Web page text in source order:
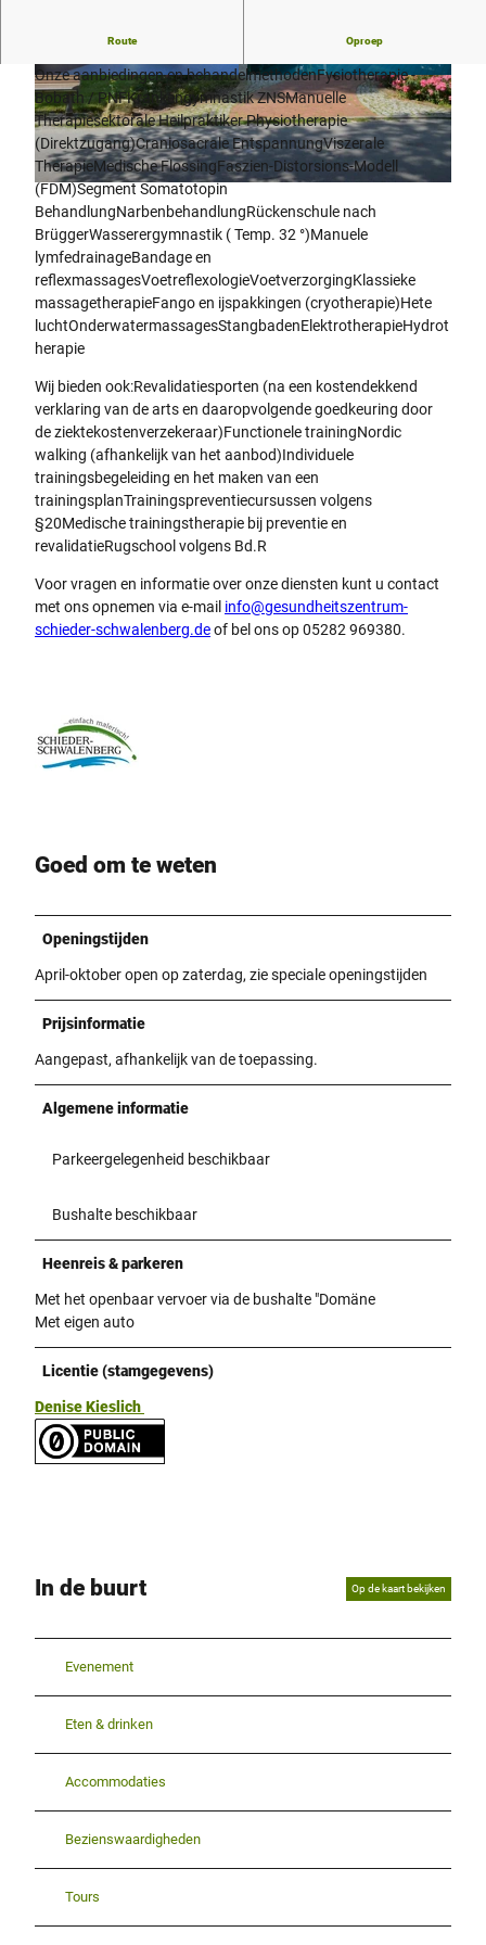
© Denise Kieslich , Stadt Schieder-Schwalenberg |
© Denise Kieslich , Stadt Schieder-Schwalenber
g |
CC0
© Denise Kieslich , Stadt Schieder-Schwalenber
g |CC0
Route Oproep
Fysiotherapie en revalidatiesporten worden aangeboden.
Onze aanbiedingen en behandelmethodenFysiotherapie -
Bobath / PNFKrankengymnastik ZNSManuelle
Therapiesektorale Heilpraktiker Physiotherapie
(Direktzugang)Craniosacrale EntspannungViszerale
TherapieMedische FlossingFaszien-Distorsions-Modell
(FDM)Segment Somatotopin
BehandlungNarbenbehandlungRückenschule nach
BrüggerWasserergymnastik ( Temp. 32 °)Manuele
lymfedrainageBandage en
reflexmassagesVoetreflexologieVoetverzorgingKlassieke
massagetherapieFango en ijspakkingen (cryotherapie)Hete
luchtOnderwatermassagesStangbadenElektrotherapieHydrot
herapie
Wij bieden ook:Revalidatiesporten (na een kostendekkend
verklaring van de arts en daaropvolgende goedkeuring door
de ziektekostenverzekeraar)Functionele trainingNordic
walking (afhankelijk van het aanbod)Individuele
trainingsbegeleiding en het maken van een
trainingsplanTrainingspreventiecursussen volgens
§20Medische trainingstherapie bij preventie en
revalidatieRugschool volgens Bd.R
Voor vragen en informatie over onze diensten kunt u contact
met ons opnemen via e-mail info@gesundheitszentrum-
schieder-schwalenberg.deof bel ons op 05282 969380.
Goed om te weten
Openingstijden
April-oktober open op zaterdag, zie speciale openingstijden
Prijsinformatie
Aangepast, afhankelijk van de toepassing.
Algemene informatie
Parkeergelegenheid beschikbaar
Bushalte beschikbaar
Heenreis & parkeren
Met het openbaar vervoer via de bushalte "Domäne
Met eigen auto
Licentie (stamgegevens)
Denise Kieslich
In de buurt Op de kaart bekijken
Evenement
Eten & drinken
Accommodaties
Bezienswaardigheden
Tours